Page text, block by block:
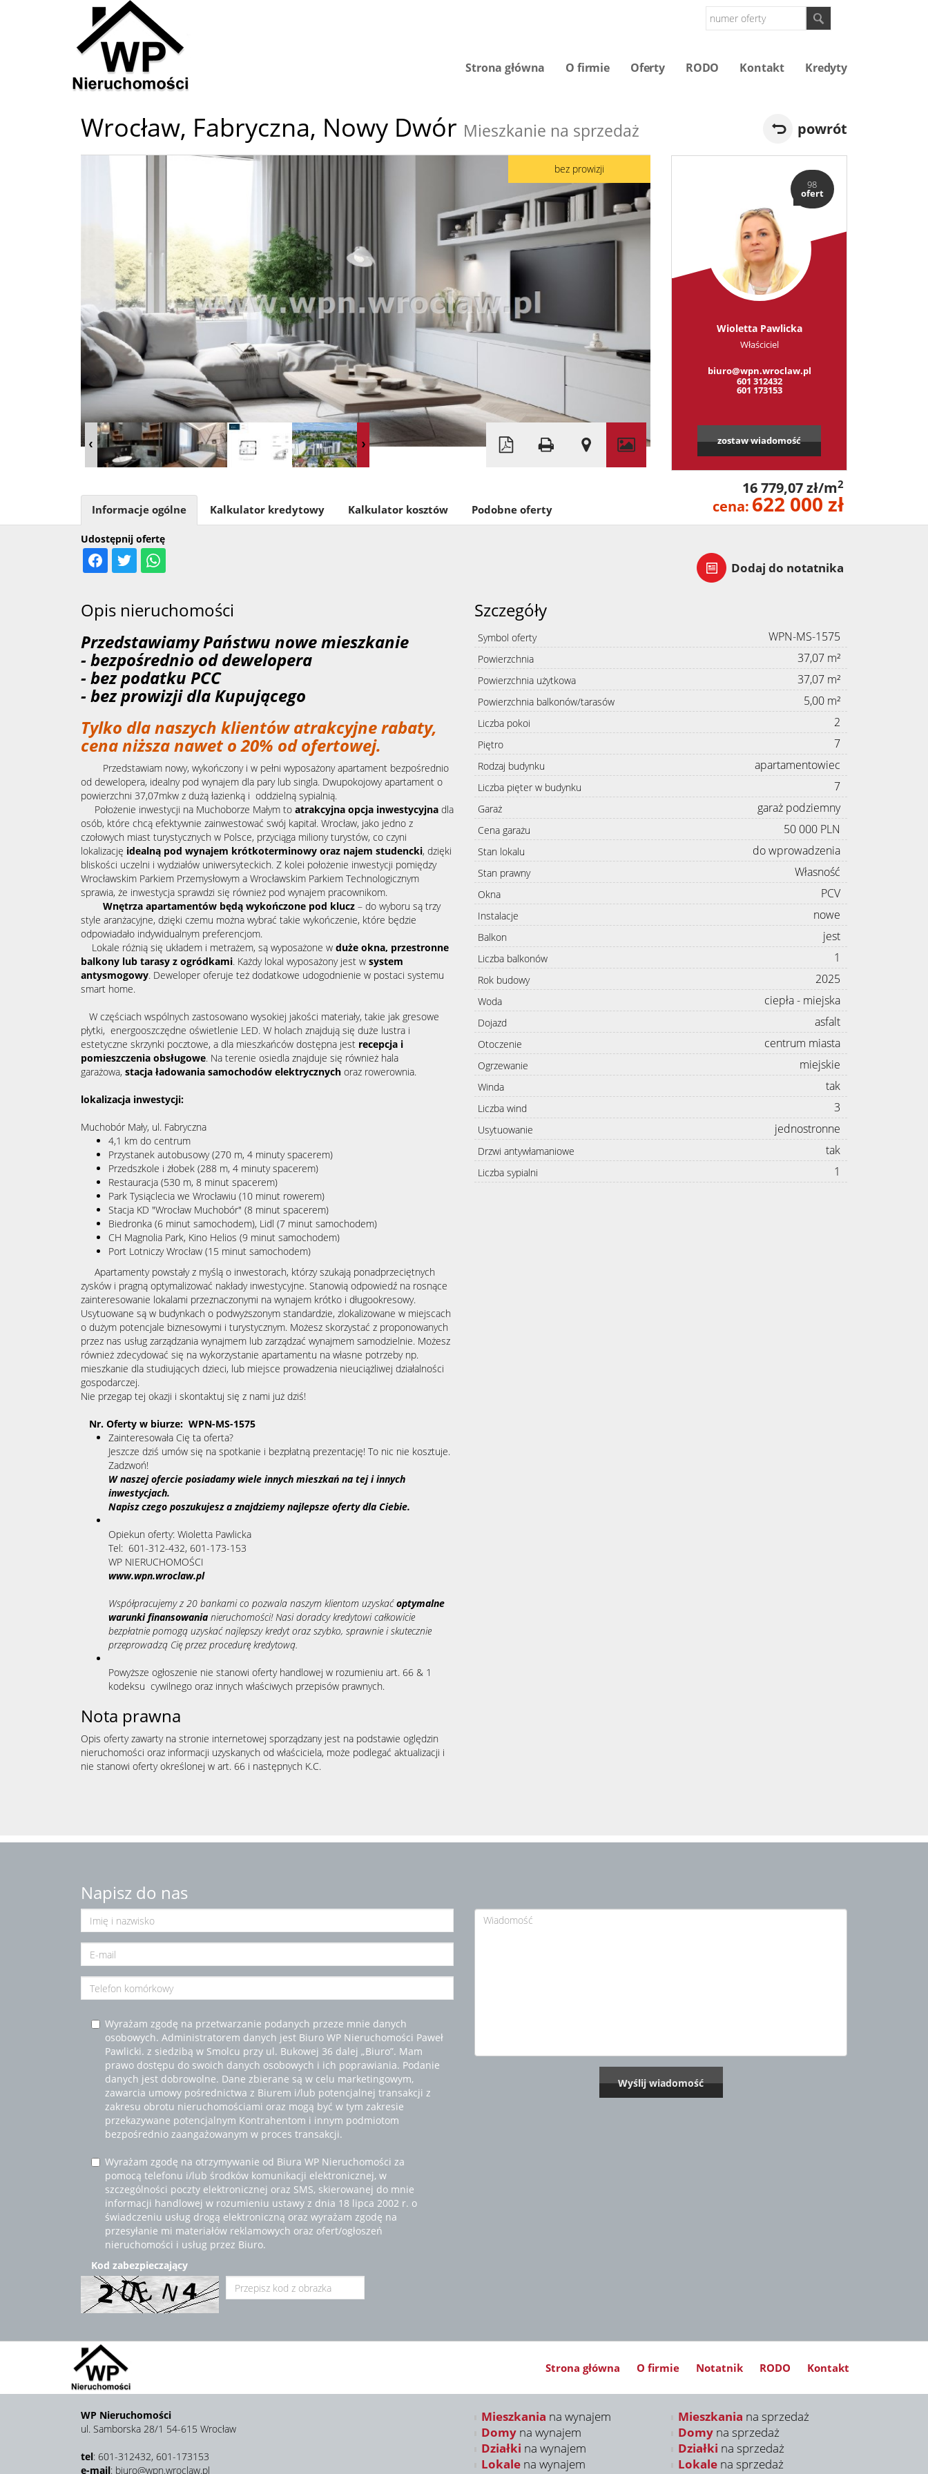
Strona główna O firmie Oferty RODO Kontakt Kredyty
Wrocław, Fabryczna, Nowy Dwór Mieszkanie na sprzedaż powrót
bez prowizji
©OpenStreetMap contributors
98
ofert
Wioletta Pawlicka
Właściciel
biuro@wpn.wroclaw.pl
601 312432
601 173153
zostaw wiadomość
16 779,07 zł/m2
cena: 622 000 zł
Dodaj do notatnika
Udostępnij ofertę
Informacje ogólne Kalkulator kredytowy Kalkulator kosztów Podobne oferty
Opis nieruchomości
Przedstawiamy Państwu nowe mieszkanie
- bezpośrednio od dewelopera
- bez podatku PCC
- bez prowizji dla Kupującego
Tylko dla naszych klientów atrakcyjne rabaty,
cena niższa nawet o 20% od ofertowej.
Przedstawiam nowy, wykończony i w pełni wyposażony apartament bezpośrednio
od dewelopera, idealny pod wynajem dla pary lub singla. Dwupokojowy apartament o
powierzchni 37,07mkw z dużą łazienką i oddzielną sypialnią.
Położenie inwestycji na Muchoborze Małym to atrakcyjna opcja inwestycyjna dla
osób, które chcą efektywnie zainwestować swój kapitał. Wrocław, jako jedno z
czołowych miast turystycznych w Polsce, przyciąga miliony turystów, co czyni
lokalizację idealną pod wynajem krótkoterminowy oraz najem studencki, dzięki
bliskości uczelni i wydziałów uniwersyteckich. Z kolei położenie inwestycji pomiędzy
Wrocławskim Parkiem Przemysłowym a Wrocławskim Parkiem Technologicznym
sprawia, że inwestycja sprawdzi się również pod wynajem pracownikom.
Wnętrza apartamentów będą wykończone pod klucz – do wyboru są trzy
style aranżacyjne, dzięki czemu można wybrać takie wykończenie, które będzie
odpowiadało indywidualnym preferencjom.
Lokale różnią się układem i metrażem, są wyposażone w duże okna, przestronne
balkony lub tarasy z ogródkami. Każdy lokal wyposażony jest w system
antysmogowy. Deweloper oferuje też dodatkowe udogodnienie w postaci systemu
smart home.
W częściach wspólnych zastosowano wysokiej jakości materiały, takie jak gresowe
płytki, energooszczędne oświetlenie LED. W holach znajdują się duże lustra i
estetyczne skrzynki pocztowe, a dla mieszkańców dostępna jest recepcja i
pomieszczenia obsługowe. Na terenie osiedla znajduje się również hala
garażowa, stacja ładowania samochodów elektrycznych oraz rowerownia.
lokalizacja inwestycji:
Muchobór Mały, ul. Fabryczna
4,1 km do centrum
Przystanek autobusowy (270 m, 4 minuty spacerem)
Przedszkole i żłobek (288 m, 4 minuty spacerem)
Restauracja (530 m, 8 minut spacerem)
Park Tysiąclecia we Wrocławiu (10 minut rowerem)
Stacja KD "Wrocław Muchobór" (8 minut spacerem)
Biedronka (6 minut samochodem), Lidl (7 minut samochodem)
CH Magnolia Park, Kino Helios (9 minut samochodem)
Port Lotniczy Wrocław (15 minut samochodem)
Apartamenty powstały z myślą o inwestorach, którzy szukają ponadprzeciętnych
zysków i pragną optymalizować nakłady inwestycyjne. Stanowią odpowiedź na rosnące
zainteresowanie lokalami przeznaczonymi na wynajem krótko i długookresowy.
Usytuowane są w budynkach o podwyższonym standardzie, zlokalizowane w miejscach
o dużym potencjale biznesowymi i turystycznym. Możesz skorzystać z proponowanych
przez nas usług zarządzania wynajmem lub zarządzać wynajmem samodzielnie. Możesz
również zdecydować się na wykorzystanie apartamentu na własne potrzeby np.
mieszkanie dla studiujących dzieci, lub miejsce prowadzenia nieuciążliwej działalności
gospodarczej.
Nie przegap tej okazji i skontaktuj się z nami już dziś!
Nr. Oferty w biurze: WPN-MS-1575
Zainteresowała Cię ta oferta?
Jeszcze dziś umów się na spotkanie i bezpłatną prezentację! To nic nie kosztuje.
Zadzwoń!
W naszej ofercie posiadamy wiele innych mieszkań na tej i innych
inwestycjach.
Napisz czego poszukujesz a znajdziemy najlepsze oferty dla Ciebie.
Opiekun oferty: Wioletta Pawlicka
Tel: 601-312-432, 601-173-153
WP NIERUCHOMOŚCI
www.wpn.wroclaw.pl
Współpracujemy z 20 bankami co pozwala naszym klientom uzyskaćoptymalne
warunki finansowania nieruchomości! Nasi doradcy kredytowi całkowicie
bezpłatnie pomogą uzyskać najlepszy kredyt oraz szybko, sprawnie i skutecznie
przeprowadzą Cię przez procedurę kredytową.
Powyższe ogłoszenie nie stanowi oferty handlowej w rozumieniu art. 66 & 1
kodeksu cywilnego oraz innych właściwych przepisów prawnych.
Nota prawna
Opis oferty zawarty na stronie internetowej sporządzany jest na podstawie oględzin
nieruchomości oraz informacji uzyskanych od właściciela, może podlegać aktualizacji i
nie stanowi oferty określonej w art. 66 i następnych K.C.
Szczegóły
Symbol oferty WPN-MS-1575
Powierzchnia 37,07 m²
Powierzchnia użytkowa 37,07 m²
Powierzchnia balkonów/tarasów 5,00 m²
Liczba pokoi 2
Piętro 7
Rodzaj budynku apartamentowiec
Liczba pięter w budynku 7
Garaż garaż podziemny
Cena garażu 50 000 PLN
Stan lokalu do wprowadzenia
Stan prawny Własność
Okna PCV
Instalacje nowe
Balkon jest
Liczba balkonów 1
Rok budowy 2025
Woda ciepła - miejska
Dojazd asfalt
Otoczenie centrum miasta
Ogrzewanie miejskie
Winda tak
Liczba wind 3
Usytuowanie jednostronne
Drzwi antywłamaniowe tak
Liczba sypialni 1
Napisz do nas
Wyrażam zgodę na przetwarzanie podanych przeze mnie danych
osobowych. Administratorem danych jest Biuro WP Nieruchomości Paweł
Pawlicki. z siedzibą w Smolcu przy ul. Bukowej 36 dalej „Biuro”. Mam
prawo dostępu do swoich danych osobowych i ich poprawiania. Podanie
danych jest dobrowolne. Dane zbierane są w celu marketingowym,
zawarcia umowy pośrednictwa z Biurem i/lub potencjalnej transakcji z
zakresu obrotu nieruchomościami oraz mogą być w tym zakresie
przekazywane potencjalnym Kontrahentom i innym podmiotom
bezpośrednio zaangażowanym w proces transakcji.
Wyrażam zgodę na otrzymywanie od Biura WP Nieruchomości za
pomocą telefonu i/lub środków komunikacji elektronicznej, w
szczególności poczty elektronicznej oraz SMS, skierowanej do mnie
informacji handlowej w rozumieniu ustawy z dnia 18 lipca 2002 r. o
świadczeniu usług drogą elektroniczną oraz wyrażam zgodę na
przesyłanie mi materiałów reklamowych oraz ofert/ogłoszeń
nieruchomości i usług przez Biuro.
Kod zabezpieczający
Strona główna O firmie Notatnik RODO Kontakt
WP Nieruchomości
ul. Samborska 28/1 54-615 Wrocław
tel: 601-312432, 601-173153
e-mail: biuro@wpn.wroclaw.pl
Mieszkania na wynajem
Domy na wynajem
Działki na wynajem
Lokale na wynajem
Mieszkania na sprzedaż
Domy na sprzedaż
Działki na sprzedaż
Lokale na sprzedaż